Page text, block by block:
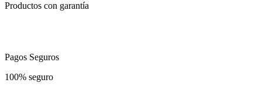
Productos con garantía
Pagos Seguros
100% seguro